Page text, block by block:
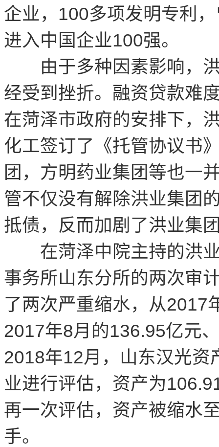
企业，100多项发明专利
进入中国企业100强。
由于多种因素影响，洪
经受到挫折。融资贷款难
在菏泽市政府的安排下，
化工签订了《托管协议书
团，方明药业集团等也一
管不仅没有解除洪业集团
抵债，反而加剧了洪业集
在菏泽中院主持的洪业
事务所山东分所的两次审
了两次严重缩水，从2017
2017年8月的136.95亿元
2018年12月，山东汉光资
业进行评估，资产为
再一次评估，资产被缩水
手。